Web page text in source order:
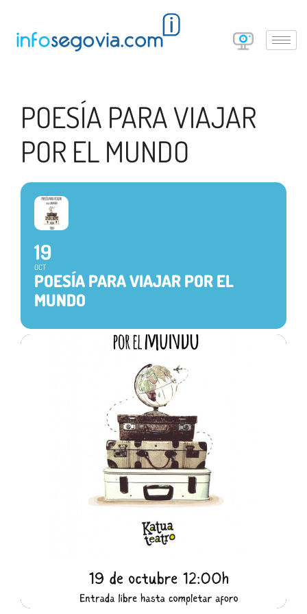
POESÍA PARA VIAJAR
POR EL MUNDO
19
OCT
POESÍA PARA VIAJAR POR EL
MUNDO